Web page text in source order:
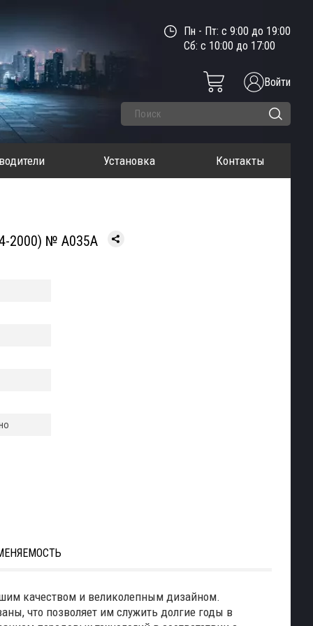
Пн - Пт: с 9:00 до 19:00
Сб: с 10:00 до 17:00
Войти
Установка Контакты
2000) № A035A
качеством и великолепным дизайном.
что позволяет им служить долгие годы в